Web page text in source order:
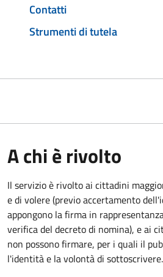
Contatti
Strumenti di tutela
A chi è rivolto
Il servizio è rivolto ai cittadini
e di volere (previo accertamento
appongono la firma in
verifica del decreto di nomina), e ai
non possono firmare, per i quali il
l'identità e la volontà di sottoscrivere.